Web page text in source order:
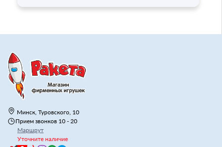
Минск, Туровского, 10
Прием звонков 10 - 20
Маршрут
Уточните наличие